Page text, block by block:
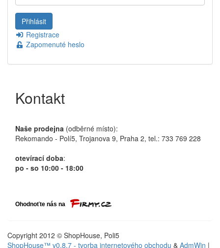
Registrace
Zapomenuté heslo
Kontakt
Naše prodejna (odběrné místo):
Rekomando - Polí5, Trojanova 9, Praha 2, tel.: 733 769 228
otevírací doba:
po - so 10:00 - 18:00
Copyright 2012 © ShopHouse, Poli5
ShopHouse™ v0.8.7 - tvorba internetového obchodu & AdmWin |